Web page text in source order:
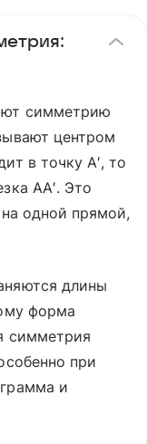
симметрию
центром
в точку A′, то
AA′. Это
на одной прямой,
длины
форма
симметрия
при
и